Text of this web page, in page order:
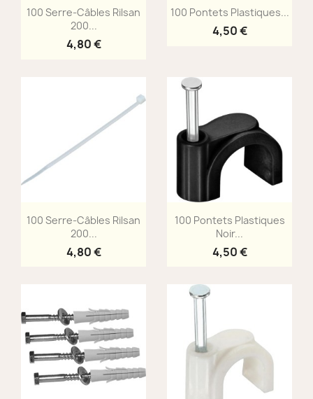
Aperçu rapide
100 Serre-Câbles Rilsan
200...
4,80 €
Aperçu rapide
100 Pontets Plastiques...
4,50 €
Aperçu rapide
100 Serre-Câbles Rilsan
200...
4,80 €
Aperçu rapide
100 Pontets Plastiques
Noir...
4,50 €